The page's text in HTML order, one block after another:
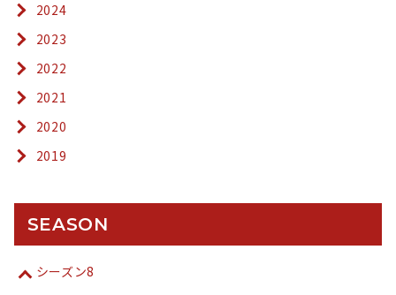
2024
2023
2022
2021
2020
2019
SEASON
シーズン8